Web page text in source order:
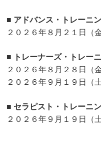
■ アドバンス・トレーニ
２０２６年８月２１日（
■ トレーナーズ・トレー
２０２６年８月２８日（
２０２６年９月１９日（
■ セラピスト・トレーニ
２０２６年９月１９日（